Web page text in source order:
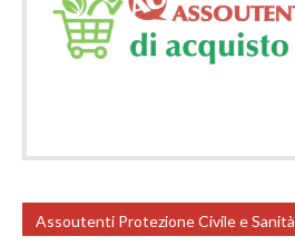
Assoutenti Protezione Civile e Sanità